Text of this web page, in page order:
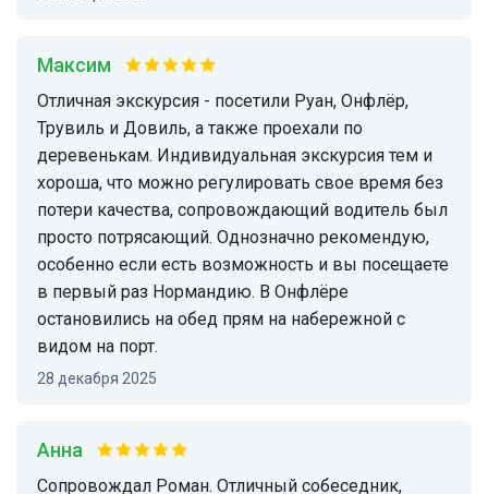
Максим
Отличная экскурсия - посетили Руан, Онфлёр,
Трувиль и Довиль, а также проехали по
деревенькам. Индивидуальная экскурсия тем и
хороша, что можно регулировать свое время без
потери качества, сопровождающий водитель был
просто потрясающий. Однозначно рекомендую,
особенно если есть возможность и вы посещаете
в первый раз Нормандию. В Онфлёре
остановились на обед прям на набережной с
видом на порт.
28 декабря 2025
Анна
Сопровождал Роман. Отличный собеседник,